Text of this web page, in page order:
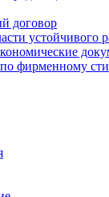
договор
устойчивого
по фирменному